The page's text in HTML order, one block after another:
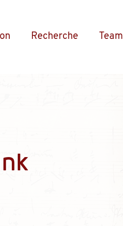
Recherche Team